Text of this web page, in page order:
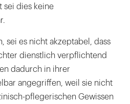
sei dies keine
sei es nicht akzeptabel, dass
dienstlich verpflichtend
dadurch in ihrer
angegriffen, weil sie nicht
pflegerischen Gewissen